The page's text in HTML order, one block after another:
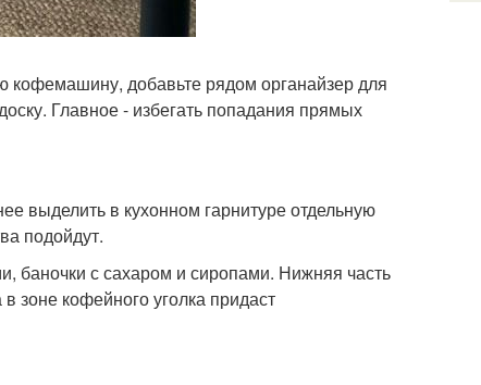
кофемашину, добавьте рядом органайзер для
Главное - избегать попадания прямых
выделить в кухонном гарнитуре отдельную
подойдут.
баночки с сахаром и сиропами. Нижняя часть
зоне кофейного уголка придаст